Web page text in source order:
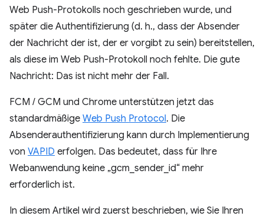
Web Push-Protokolls noch geschrieben wurde, und
später die Authentifizierung (d. h., dass der Absender
der Nachricht der ist, der er vorgibt zu sein) bereitstellen,
als diese im Web Push-Protokoll noch fehlte. Die gute
Nachricht: Das ist nicht mehr der Fall.
FCM / GCM und Chrome unterstützen jetzt das
standardmäßige Web Push Protocol. Die
Absenderauthentifizierung kann durch Implementierung
von VAPID erfolgen. Das bedeutet, dass für Ihre
Webanwendung keine „gcm_sender_id“ mehr
erforderlich ist.
In diesem Artikel wird zuerst beschrieben, wie Sie Ihren